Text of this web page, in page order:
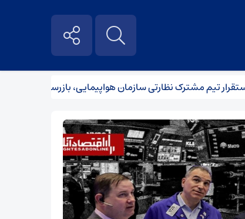
تیم مشترک نظارتی سازمان هواپیمایی، بازرسی و تعزیرات در